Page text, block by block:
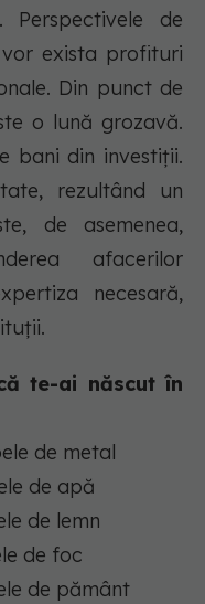
de
exista profituri
Din punct de
o lună grozavă.
bani din investiții.
rezultând un
de asemenea,
afacerilor
necesară,
te-ai născut în
de metal
de apă
de lemn
de foc
de pământ